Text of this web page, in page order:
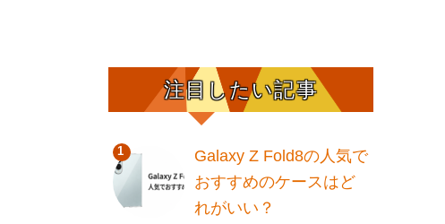
注目したい記事
Galaxy Z Fold8の人気で
おすすめのケースはど
れがいい？